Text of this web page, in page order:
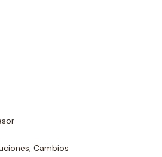
Cambios